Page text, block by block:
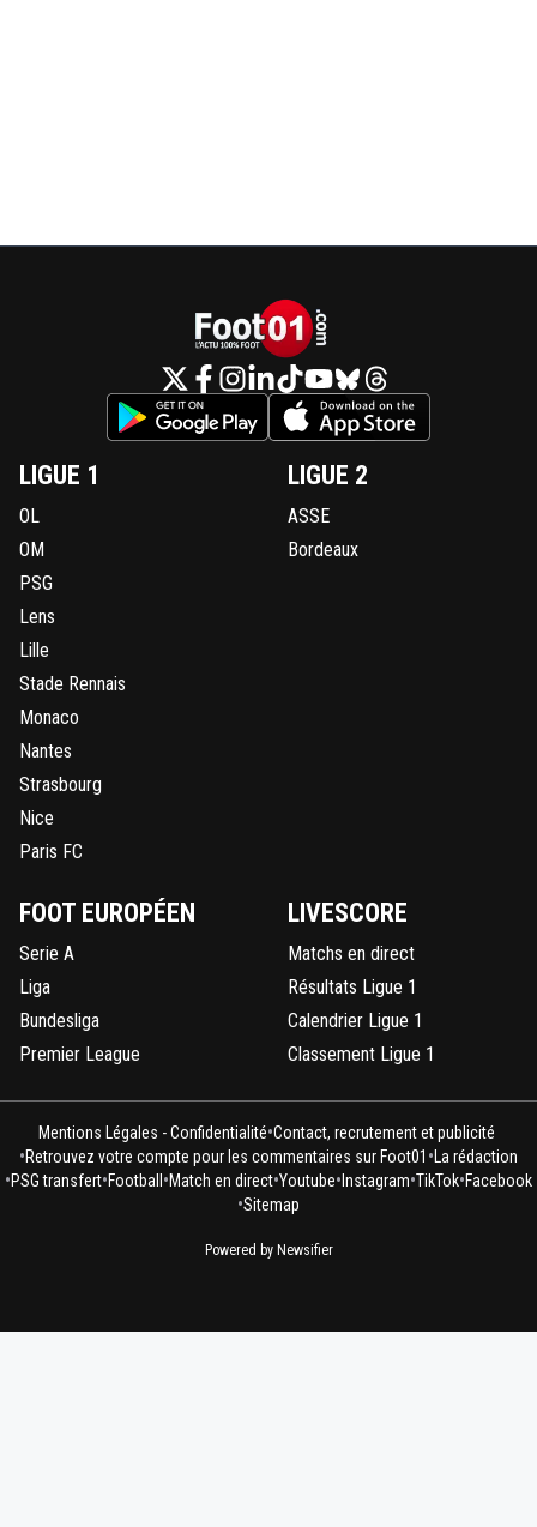
LIGUE 1
OL
OM
PSG
Lens
Lille
Stade Rennais
Monaco
Nantes
Strasbourg
Nice
Paris FC
LIGUE 2
ASSE
Bordeaux
FOOT EUROPÉEN
Serie A
Liga
Bundesliga
Premier League
LIVESCORE
Matchs en direct
Résultats Ligue 1
Calendrier Ligue 1
Classement Ligue 1
Mentions Légales - Confidentialité•Contact, recrutement et publicité
•Retrouvez votre compte pour les commentaires sur Foot01 •La rédaction
•PSG transfert•Football•Match en direct•Youtube•Instagram•TikTok•Facebook
•Sitemap
Powered by Newsifier